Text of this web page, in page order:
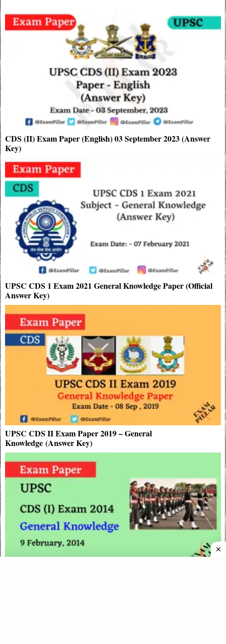
CDS (II) Exam Paper (English) 03 September 2023 (Answer
Key)
UPSC CDS 1 Exam 2021 General Knowledge Paper (Official
Answer Key)
UPSC CDS II Exam Paper 2019 – General
Knowledge (Answer Key)